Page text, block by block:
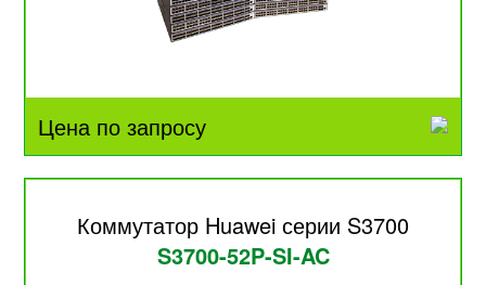
Цена по запросу
Коммутатор Huawei серии S3700
S3700-52P-SI-AC